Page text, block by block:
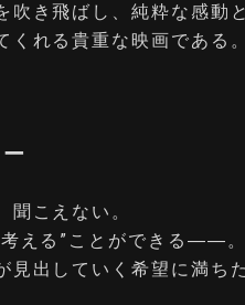
吹き飛ばし、純粋な感動
くれる貴重な映画である。
聞こえない。
える”ことができる――。
見出していく希望に満ち